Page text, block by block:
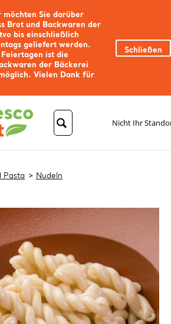
möchten Sie darüber
Brot und Backwaren der
bis einschließlich
geliefert werden.
ist die
der Bäckerei
Vielen Dank für
Schließen
Nicht Ihr
Pasta Nudeln